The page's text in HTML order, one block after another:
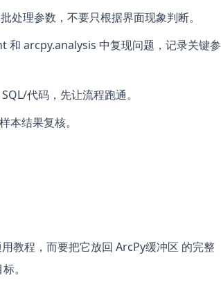
处理参数，不要只根据界面现象判断。
arcpy.analysis 中复现问题，记录关键参
代码，先让流程跑通。
本结果复核。
教程，而要把它放回 ArcPy缓冲区 的完整
。